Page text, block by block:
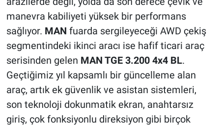
manevra kabiliyeti yüksek bir performans
sağlıyor. MAN fuarda sergileyeceği AWD çekiş
segmentindeki ikinci aracı ise hafif ticari araç
serisinden gelen MAN TGE 3.200 4x4 BL.
Geçtiğimiz yıl kapsamlı bir güncelleme alan
araç, artık ek güvenlik ve asistan sistemleri,
son teknoloji dokunmatik ekran, anahtarsız
giriş, çok fonksiyonlu direksiyon gibi birçok